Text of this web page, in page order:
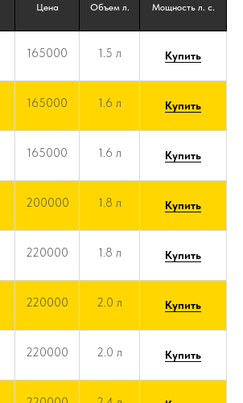
Цена Объем л. Мощность л. с.
165000 1.5 л Купить
165000 1.6 л Купить
165000 1.6 л Купить
200000 1.8 л Купить
220000 1.8 л Купить
220000 2.0 л Купить
220000 2.0 л Купить